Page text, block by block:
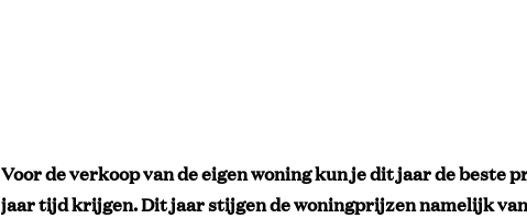
Voor de verkoop van de eigen woning kun je dit jaar de beste
jaar tijd krijgen. Dit jaar stijgen de woningprijzen namelijk